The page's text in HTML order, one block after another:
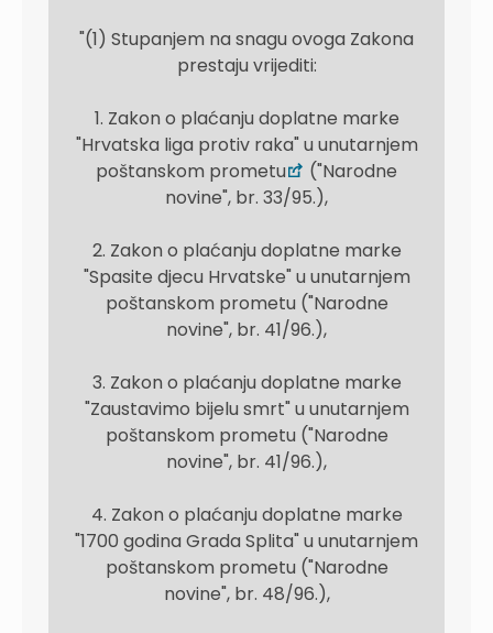
"(1) Stupanjem na snagu ovoga Zakona
prestaju vrijediti:
1. Zakon o plaćanju doplatne marke
"Hrvatska liga protiv raka" u unutarnjem
poštanskom prometu
("Narodne
novine", br. 33/95.),
2. Zakon o plaćanju doplatne marke
"Spasite djecu Hrvatske" u unutarnjem
poštanskom prometu ("Narodne
novine", br. 41/96.),
3. Zakon o plaćanju doplatne marke
"Zaustavimo bijelu smrt" u unutarnjem
poštanskom prometu ("Narodne
novine", br. 41/96.),
4. Zakon o plaćanju doplatne marke
"1700 godina Grada Splita" u unutarnjem
poštanskom prometu ("Narodne
novine", br. 48/96.),